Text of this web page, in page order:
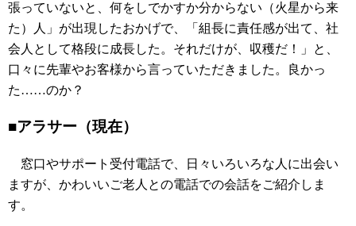
張っていないと、何をしでかすか分からない（火星から来
た）人」が出現したおかげで、「組長に責任感が出て、社
会人として格段に成長した。それだけが、収穫だ！」と、
口々に先輩やお客様から言っていただきました。良かっ
た……のか？
■アラサー（現在）
窓口やサポート受付電話で、日々いろいろな人に出会い
ますが、かわいいご老人との電話での会話をご紹介しま
す。